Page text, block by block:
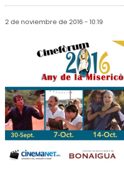
2 de noviembre de 2016 - 10:19